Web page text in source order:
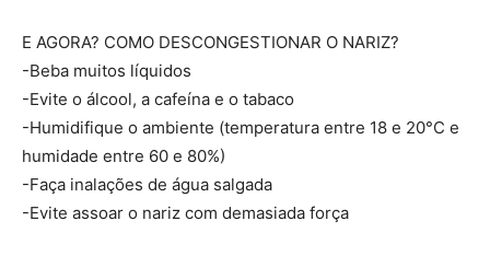
E AGORA? COMO DESCONGESTIONAR O NARIZ?
-Beba muitos líquidos
-Evite o álcool, a cafeína e o tabaco
-Humidifique o ambiente (temperatura entre 18 e 20°C e
humidade entre 60 e 80%)
-Faça inalações de água salgada
-Evite assoar o nariz com demasiada força